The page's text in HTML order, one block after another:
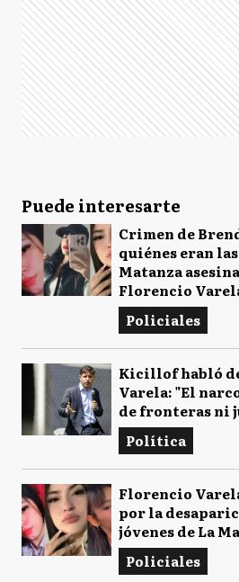
Puede interesarte
Crimen de
quiénes eran
Matanza
Florencio
Policiales
Kicillof habló
Varela: "El
de fronteras ni
Política
Florencio
por la
jóvenes de La
Policiales